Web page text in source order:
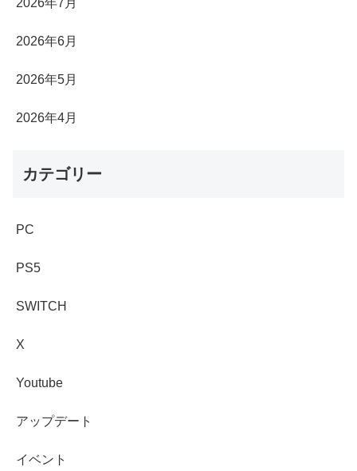
2026年6月
2026年5月
2026年4月
カテゴリー
PC
PS5
SWITCH
X
Youtube
アップデート
イベント